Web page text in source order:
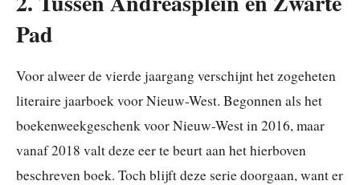
Pad
Voor alweer de vierde jaargang verschijnt het zogeheten
literaire jaarboek voor Nieuw-West. Begonnen als het
boekenweekgeschenk voor Nieuw-West in 2016, maar
vanaf 2018 valt deze eer te beurt aan het hierboven
beschreven boek. Toch blijft deze serie doorgaan, want er